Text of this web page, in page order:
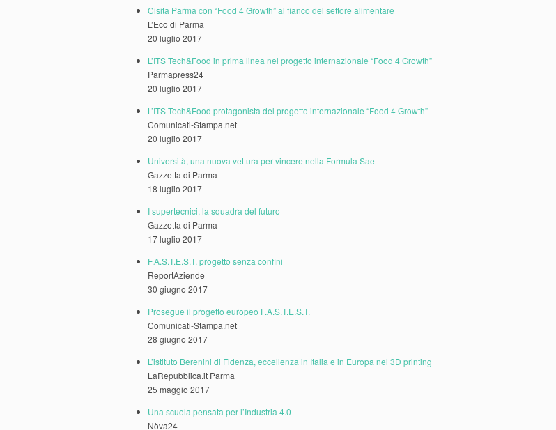
Cisita Parma con “Food 4 Growth” al fianco del settore alimentare
L’Eco di Parma
20 luglio 2017
L’ITS Tech&Food in prima linea nel progetto internazionale “Food 4 Growth”
Parmapress24
20 luglio 2017
L’ITS Tech&Food protagonista del progetto internazionale “Food 4 Growth”
Comunicati-Stampa.net
20 luglio 2017
Università, una nuova vettura per vincere nella Formula Sae
Gazzetta di Parma
18 luglio 2017
I supertecnici, la squadra del futuro
Gazzetta di Parma
17 luglio 2017
F.A.S.T.E.S.T. progetto senza confini
ReportAziende
30 giugno 2017
Prosegue il progetto europeo F.A.S.T.E.S.T.
Comunicati-Stampa.net
28 giugno 2017
L’istituto Berenini di Fidenza, eccellenza in Italia e in Europa nel 3D printing
LaRepubblica.it Parma
25 maggio 2017
Una scuola pensata per l’Industria 4.0
Nòva24